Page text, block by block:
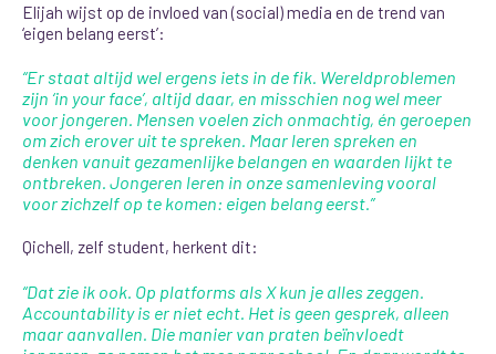
Elijah wijst op de invloed van (social) media en de trend van
‘eigen belang eerst’:
“Er staat altijd wel ergens iets in de fik. Wereldproblemen
zijn ‘in your face’, altijd daar, en misschien nog wel meer
voor jongeren. Mensen voelen zich onmachtig, én geroepen
om zich erover uit te spreken. Maar leren spreken en
denken vanuit gezamenlijke belangen en waarden lijkt te
ontbreken. Jongeren leren in onze samenleving vooral
voor zichzelf op te komen: eigen belang eerst.”
Qichell, zelf student, herkent dit:
“Dat zie ik ook. Op platforms als X kun je alles zeggen.
Accountability is er niet echt. Het is geen gesprek, alleen
maar aanvallen. Die manier van praten beïnvloedt